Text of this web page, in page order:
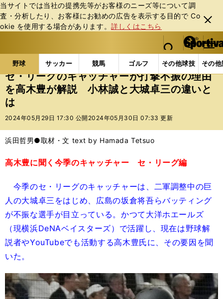
当サイトでは当社の提携先等がお客様のニーズ等について調
査・分析したり、お客様にお勧めの広告を表⽰する⽬的で Co
okie を使⽤する場合があります。詳しくはこちら
閉じ
る
web Sportiva (webスポルティーバ)
検索
マイペ
ー
ジ
メニュ
野球 サッカー 競馬 ゴルフ その他球技 その
b
ス
ポ
ル
テ
ー
バ
野球の記事一覧 プロ野球 セ・リーグのキャッチャ
セ・リーグのキャッチャーが打撃不振の理由
を高木豊が解説 小林誠と大城卓三の違いと
は
2024年05月29日 17:30 公開 2024年05月30日 07:33 更新
浜田哲男●取材・文 text by Hamada Tetsuo
高木豊に聞く今季のキャッチャー セ・リーグ編
今季のセ・リーグのキャッチャーは、二軍調整中の巨
人の大城卓三をはじめ、広島の坂倉将吾らバッティング
が不振な選手が目立っている。かつて大洋ホエールズ
（現横浜DeNAベイスターズ）で活躍し、現在は野球解
説者やYouTubeでも活動する高木豊氏に、その要因を聞
いた。